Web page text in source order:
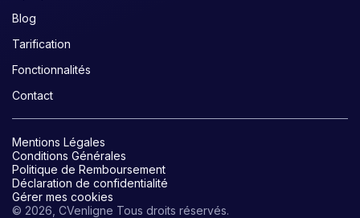
Blog
Tarification
Fonctionnalités
Contact
© 2026, CVenligne Tous droits réservés.
Mentions Légales
Conditions Générales
Politique de Remboursement
Déclaration de confidentialité
Gérer mes cookies